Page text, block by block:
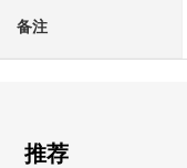
备注
推荐